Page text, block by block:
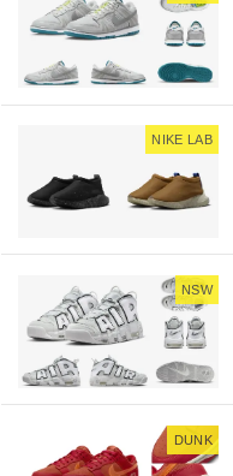
NIKE LAB
NSW
DUNK